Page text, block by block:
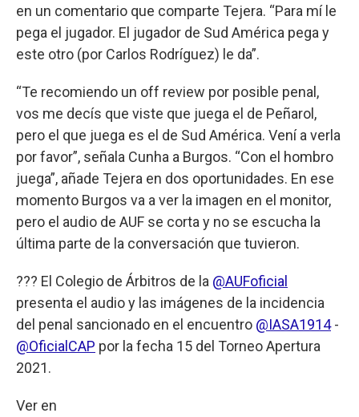
en un comentario que comparte Tejera. “Para mí le
pega el jugador. El jugador de Sud América pega y
este otro (por Carlos Rodríguez) le da”.
“Te recomiendo un off review por posible penal,
vos me decís que viste que juega el de Peñarol,
pero el que juega es el de Sud América. Vení a verla
por favor”, señala Cunha a Burgos. “Con el hombro
juega”, añade Tejera en dos oportunidades. En ese
momento Burgos va a ver la imagen en el monitor,
pero el audio de AUF se corta y no se escucha la
última parte de la conversación que tuvieron.
??? El Colegio de Árbitros de la @AUFoficial
presenta el audio y las imágenes de la incidencia
del penal sancionado en el encuentro @IASA1914-
@OficialCAP por la fecha 15 del Torneo Apertura
2021.
Ver en